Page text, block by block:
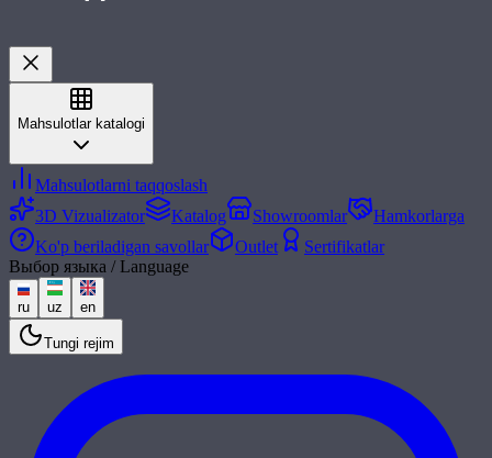
Mahsulotlar katalogi
Mahsulotlarni taqqoslash
3D Vizualizator
Katalog Showroomlar
Hamkorlarga
Ko'p beriladigan savollar
Outlet
Sertifikatlar
Выбор языка / Language
ru uz en
Tungi rejim